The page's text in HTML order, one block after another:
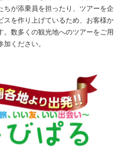
ちが添乗員を担ったり、ツアーを企
スを作り上げているため、お客様か
。数多くの観光地へのツアーをご用
ください。